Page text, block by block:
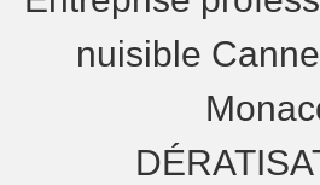
nuisible